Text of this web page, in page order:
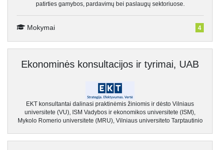
patirties gamybos, pardavimų bei paslaugų sektoriuose.
Mokymai 4
Ekonominės konsultacijos ir tyrimai, UAB
EKT konsultantai dalinasi praktinėmis žiniomis ir dėsto Vilniaus
universitete (VU), ISM Vadybos ir ekonomikos universitete (ISM),
Mykolo Romerio universitete (MRU), Vilniaus universiteto Tarptautinio